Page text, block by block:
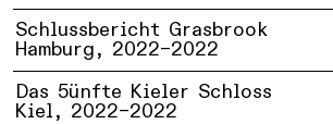
Schlussbericht Grasbrook
Hamburg, 2022–2022
Das 5ünfte Kieler Schloss
Kiel, 2022–2022